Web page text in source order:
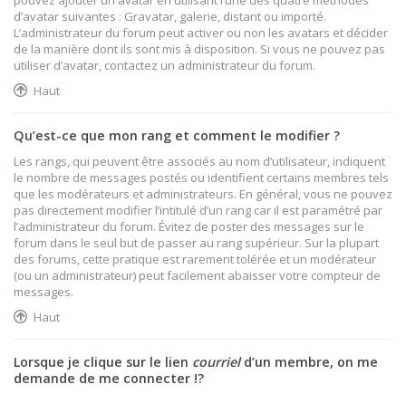
d’avatar suivantes : Gravatar, galerie, distant ou importé.
L’administrateur du forum peut activer ou non les avatars et décider
de la manière dont ils sont mis à disposition. Si vous ne pouvez pas
utiliser d’avatar, contactez un administrateur du forum.
Haut
Qu’est-ce que mon rang et comment le modifier ?
Les rangs, qui peuvent être associés au nom d’utilisateur, indiquent
le nombre de messages postés ou identifient certains membres tels
que les modérateurs et administrateurs. En général, vous ne pouvez
pas directement modifier l’intitulé d’un rang car il est paramétré par
l’administrateur du forum. Évitez de poster des messages sur le
forum dans le seul but de passer au rang supérieur. Sur la plupart
des forums, cette pratique est rarement tolérée et un modérateur
(ou un administrateur) peut facilement abaisser votre compteur de
messages.
Haut
Lorsque je clique sur le lien courrield’un membre, on me
demande de me connecter !?